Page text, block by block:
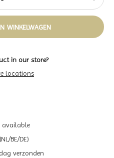
WINKELWAGEN
in our store?
locations
available
BE/DE)
verzonden